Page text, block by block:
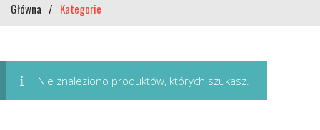
Główna / Kategorie
Nie znaleziono produktów, których szukasz.